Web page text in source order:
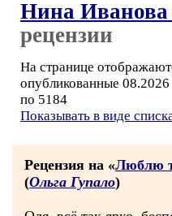
Нина Иванова
рецензии
На странице
опубликованные
по 5184
Показывать в виде
Рецензия на «Люблю
(Ольга Гупало)